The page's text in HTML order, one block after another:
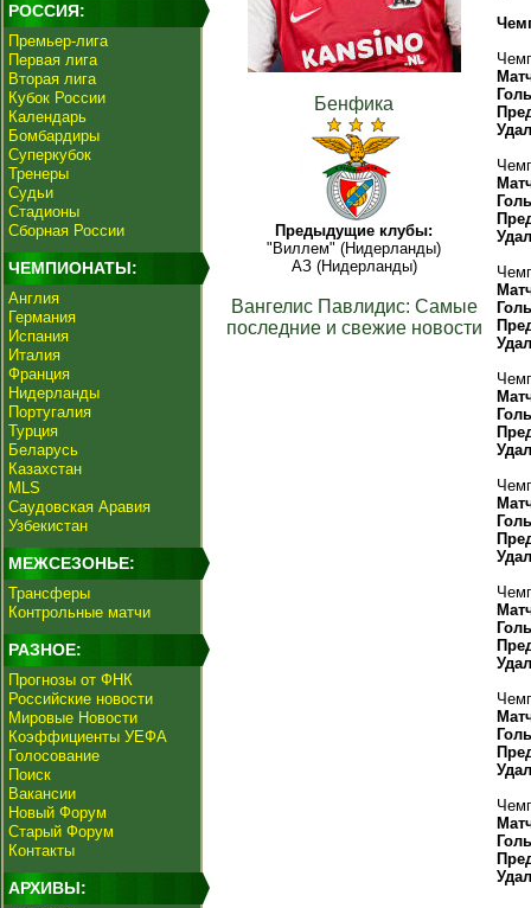
РОССИЯ:
Премьер-лига
Первая лига
Вторая лига
Кубок России
Календарь
Бомбардиры
Суперкубок
Тренеры
Судьи
Стадионы
Сборная России
ЧЕМПИОНАТЫ:
Англия
Германия
Испания
Италия
Франция
Нидерланды
Португалия
Турция
Беларусь
Казахстан
MLS
Саудовская Аравия
Узбекистан
МЕЖСЕЗОНЬЕ:
Трансферы
Контрольные матчи
РАЗНОЕ:
Прогнозы от ФНК
Российские новости
Мировые Новости
Коэффициенты УЕФА
Голосование
Поиск
Вакансии
Новый Форум
Старый Форум
Контакты
АРХИВЫ:
Бенфика
Предыдущие клубы:
"Виллем" (Нидерланды)
АЗ (Нидерланды)
Вангелис Павлидис: Самые
последние и свежие новости